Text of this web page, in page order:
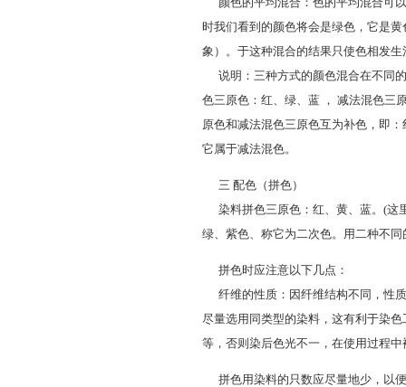
时我们看到的颜色将会是绿色，它是
象）。于这种混合的结果只使色相发
说明：三种方式的颜色混合在不同
色三原色：红、绿、蓝 ， 减法混色三
原色和减法混色三原色互为补色，即
它属于减法混色。
三 配色（拼色）
染料拼色三原色：红、黄、蓝。(这
绿、紫色、称它为二次色。用二种不
拼色时应注意以下几点：
纤维的性质：因纤维结构不同，性
尽量选用同类型的染料，这有利于染
等，否则染后色光不一，在使用过程
拼色用染料的只数应尽量地少，以